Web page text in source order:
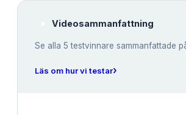
Videosammanfattning
Se alla 5 testvinnare sammanfattade
Läs om hur vi testar›